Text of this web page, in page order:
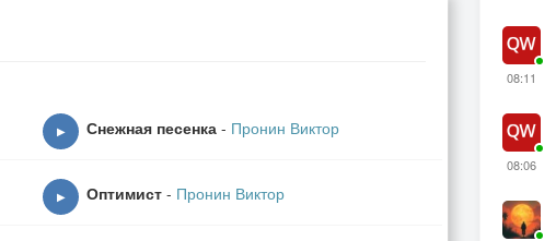
▶ Снежная песенка - Пронин Виктор
▶ Оптимист - Пронин Виктор
08:11
08:06